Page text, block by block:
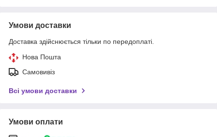
Умови доставки
Доставка здійснюється тільки по передоплаті.
Нова Пошта
Самовивіз
Всі умови доставки
Умови оплати